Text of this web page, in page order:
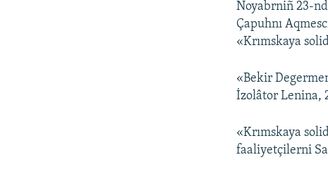
Noyabrniñ 23-
Çapuhnı
«Krımskaya
«Bekir
İzolâtor Lenina,
«Krımskaya
faaliyetçilerni